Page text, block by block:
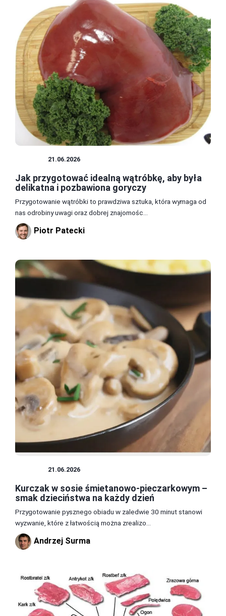
21.06.2026
Jak przygotować idealną wątróbkę, aby była
delikatna i pozbawiona goryczy
Przygotowanie wątróbki to prawdziwa sztuka, która wymaga od
nas odrobiny uwagi oraz dobrej znajomośc...
Piotr Patecki
21.06.2026
Kurczak w sosie śmietanowo-pieczarkowym –
smak dzieciństwa na każdy dzień
Przygotowanie pysznego obiadu w zaledwie 30 minut stanowi
wyzwanie, które z łatwością można zrealizo...
Andrzej Surma